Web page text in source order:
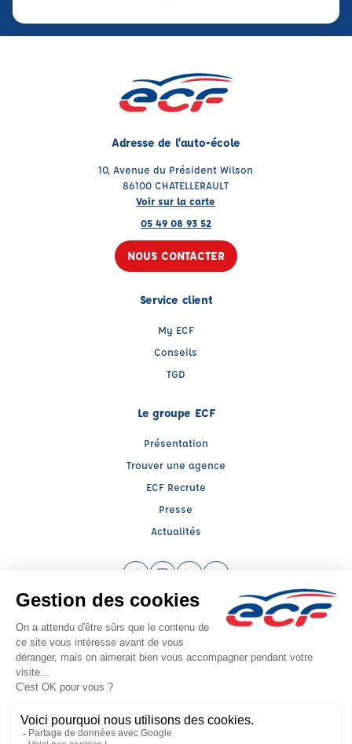
Adresse de l'auto-école
10, Avenue du Président Wilson
86100 CHATELLERAULT
Voir sur la carte
05 49 08 93 52
NOUS CONTACTER
Service client
My ECF
Conseils
TGD
Le groupe ECF
Présentation
Trouver une agence
ECF Recrute
Presse
Actualités
Facebook (nouvelle fenêtre)
Instagram (nouvelle fenêtre)
LinkedIn (nouvelle fenêtre)
YouTube (nouvelle
Raison sociale : ECF CER CENTRE ATLANTIQUE - Capital social: 2500000€
SIREN: 312379266 - Numéro de TVA intracommunautaire: FR 52 312379266
Agrément n°E1408600010
Siège social : RN 11 - Rte de la Mothe Les Champs Dorés, LA CRECHE (79260) -